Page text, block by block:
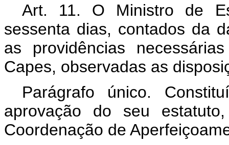
Art. 11. O Ministro de
sessenta dias, contados da
as providências
Capes, observadas as
Parágrafo único.
aprovação do seu
Coordenação de